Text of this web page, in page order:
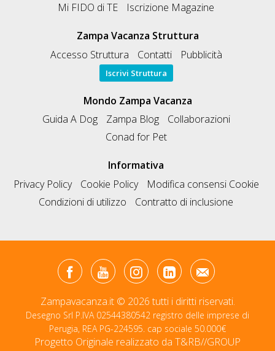
Mi FIDO di TE
Iscrizione Magazine
Zampa Vacanza Struttura
Accesso Struttura
Contatti Pubblicità
Iscrivi Struttura
Mondo Zampa Vacanza
Guida A Dog
Zampa Blog
Collaborazioni
Conad for Pet
Informativa
Privacy Policy
Cookie Policy
Modifica consensi Cookie
Condizioni di utilizzo
Contratto di inclusione
Zampavacanza.it © 2026 tutti i diritti riservati.
Desegno Srl P.IVA 02544380542 registro delle imprese di
Perugia, REA PG-224595. cap sociale 50.000€
Progetto Originale realizzato da T&RB//GROUP